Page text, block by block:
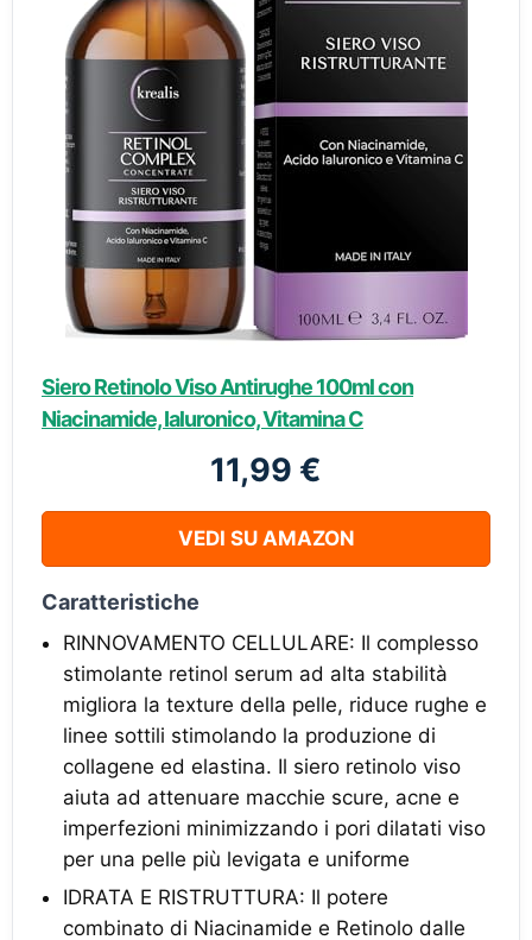
Siero Retinolo Viso Antirughe 100ml con
Niacinamide, Ialuronico, Vitamina C
11,99 €
VEDI SU AMAZON
Caratteristiche
RINNOVAMENTO CELLULARE: Il complesso
stimolante retinol serum ad alta stabilità
migliora la texture della pelle, riduce rughe e
linee sottili stimolando la produzione di
collagene ed elastina. Il siero retinolo viso
aiuta ad attenuare macchie scure, acne e
imperfezioni minimizzando i pori dilatati viso
per una pelle più levigata e uniforme
IDRATA E RISTRUTTURA: Il potere
combinato di Niacinamide e Retinolo dalle